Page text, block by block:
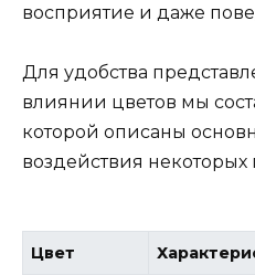
восприятие и даже
Для удобства
влиянии цветов мы
которой описаны
воздействия некоторых
Цвет